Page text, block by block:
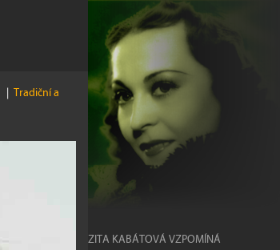
| Tradiční a
ZITA KABÁTOVÁ VZPOMÍNÁ